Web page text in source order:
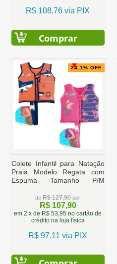
R$ 108,76 via PIX
Comprar
24.1% OFF
Colete Infantil para Natação
Praia Modelo Regata com
Espuma Tamanho P/M
deR$ 127,90por
R$ 107,90
em 2 x de R$ 53,95 no cartão de
crédito na loja física
R$ 97,11 via PIX